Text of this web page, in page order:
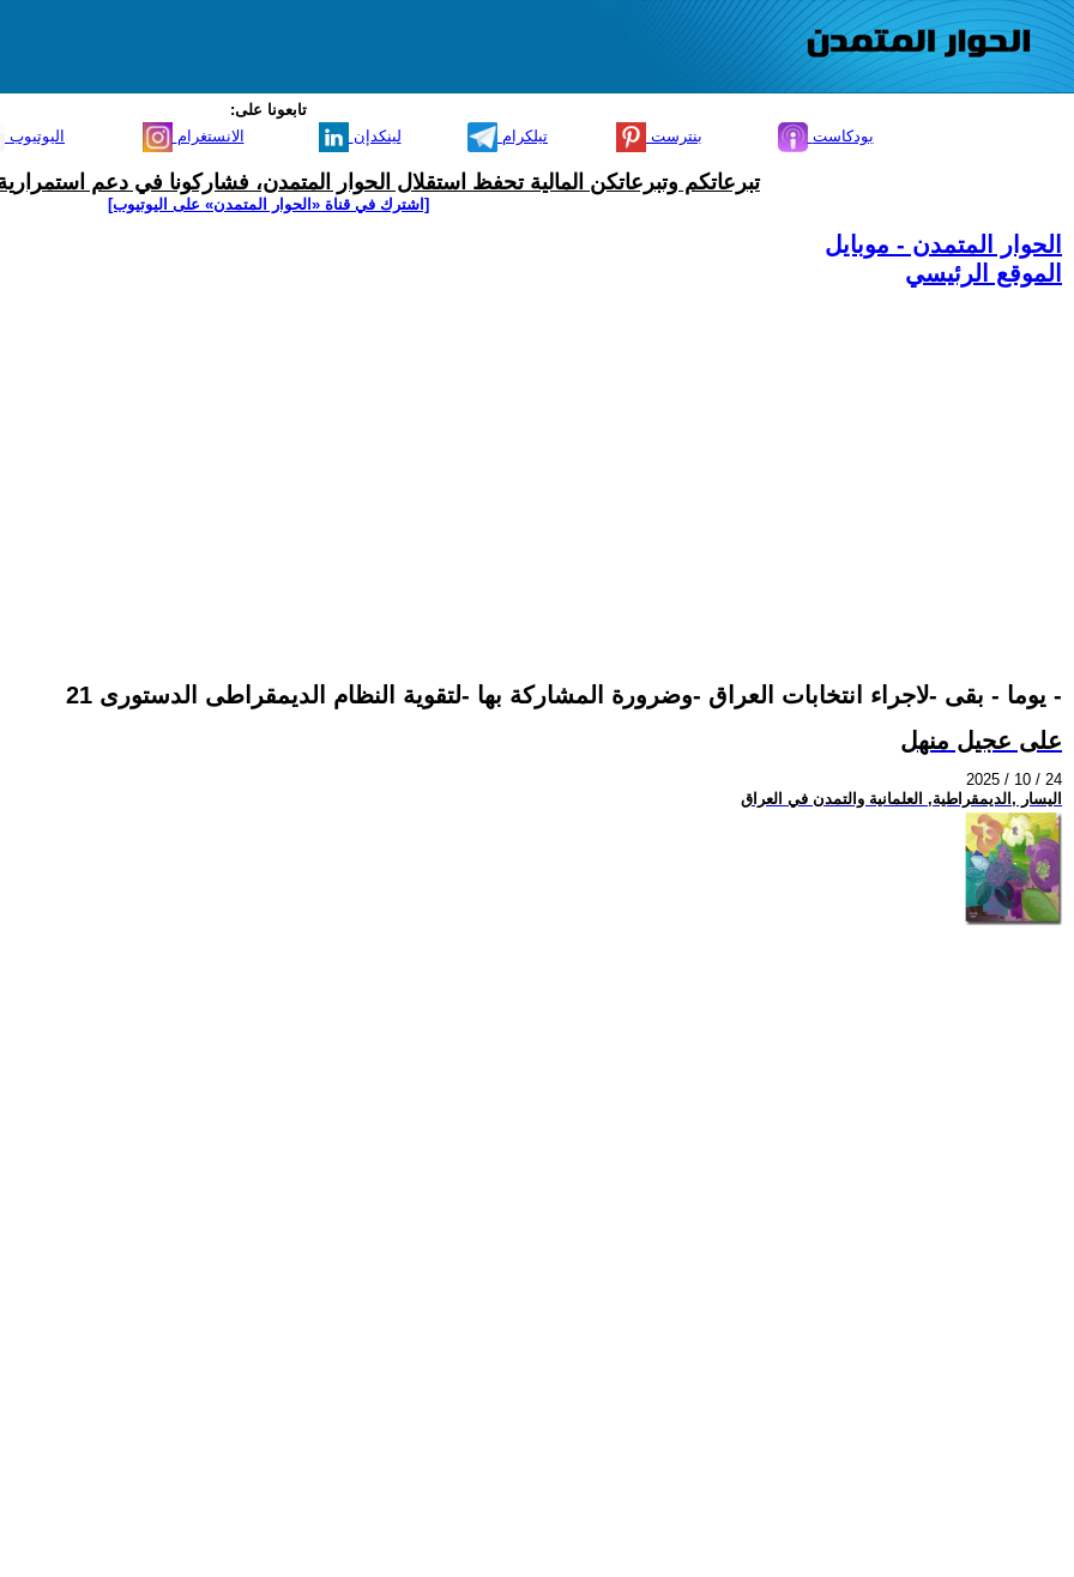
تابعونا على:
اليوتيوب الانستغرام لينكدإن تيلكرام بنترست بودكاست
تبرعاتكم وتبرعاتكن المالية تحفظ استقلال الحوار المتمدن، فشاركونا في دعم
[اشترك في قناة ‫«الحوار المتمدن» على اليوتيوب]
الحوار المتمدن - موبايل
الموقع الرئيسي
21 يوما - بقى -لاجراء انتخابات العراق -وضرورة المشاركة بها -لتقوية النظام الديمقراطى الدستورى -
على عجيل منهل
2025 / 10 / 24
اليسار ,الديمقراطية, العلمانية والتمدن في العراق